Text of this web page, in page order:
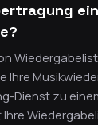
Ihre
Dienst zu